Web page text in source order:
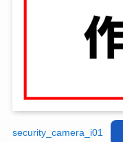
security_camera_i01